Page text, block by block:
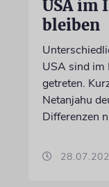
USA im
bleiben
USA sind im
getreten.
Netanjahu
Differenzen